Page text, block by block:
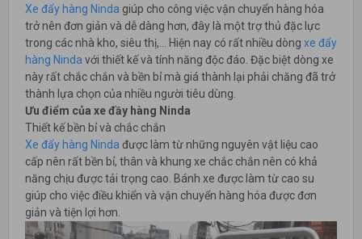
Xe đẩy hàng Ninda giúp cho công việc vận chuyển hàng hóa
trở nên đơn giản và dễ dàng hơn, đây là một trợ thủ đặc lực
trong các nhà kho, siêu thị,... Hiện nay có rất nhiều dòng xe đẩy
hàng Ninda với thiết kế và tính năng độc đáo. Đặc biệt dòng xe
này rất chắc chắn và bền bỉ mà giá thành lại phải chăng đã trở
thành lựa chọn của nhiều người tiêu dùng.
Ưu điểm của xe đầy hàng Ninda
Thiết kế bền bỉ và chắc chắn
Xe đẩy hàng Ninda được làm từ những nguyên vật liệu cao
cấp nên rất bền bỉ, thân và khung xe chắc chắn nên có khả
năng chịu được tải trọng cao. Bánh xe được làm từ cao su
giúp cho việc điều khiển và vận chuyển hàng hóa được đơn
giản và tiện lợi hơn.